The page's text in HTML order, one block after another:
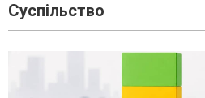
Суспільство